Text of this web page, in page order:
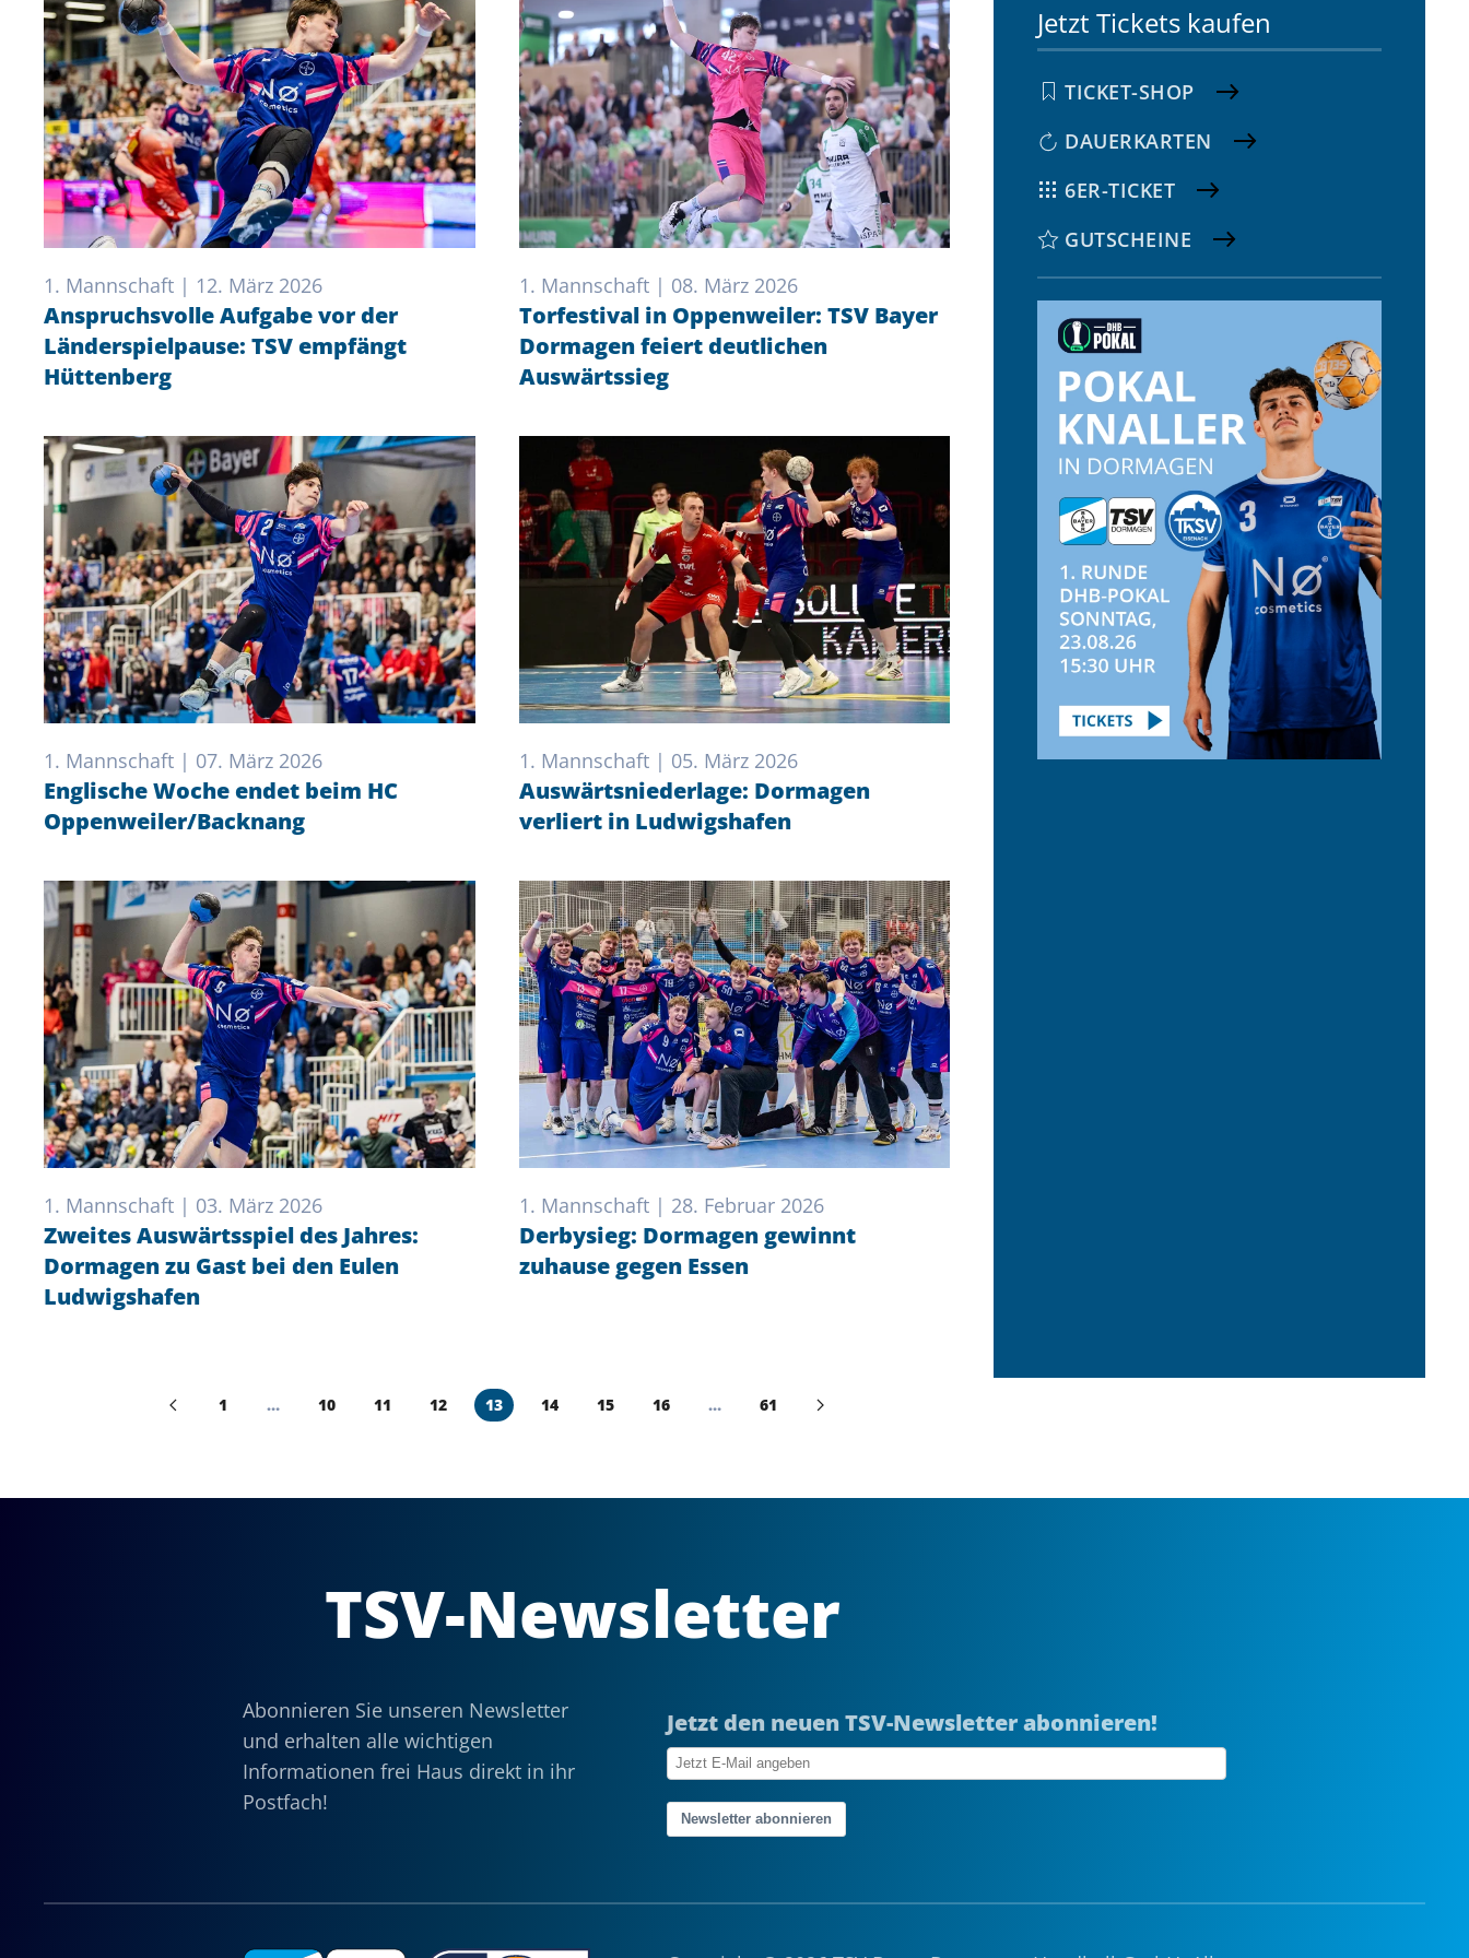
1. Mannschaft | 12. März 2026
Anspruchsvolle Aufgabe vor der
Länderspielpause: TSV empfängt
Hüttenberg
1. Mannschaft | 08. März 2026
Torfestival in Oppenweiler: TSV Bayer
Dormagen feiert deutlichen
Auswärtssieg
1. Mannschaft | 07. März 2026
Englische Woche endet beim HC
Oppenweiler/Backnang
1. Mannschaft | 05. März 2026
Auswärtsniederlage: Dormagen
verliert in Ludwigshafen
1. Mannschaft | 03. März 2026
Zweites Auswärtsspiel des Jahres:
Dormagen zu Gast bei den Eulen
Ludwigshafen
1. Mannschaft | 28. Februar 2026
Derbysieg: Dormagen gewinnt
zuhause gegen Essen
1 … 10 11 12 13 14 15 16 … 61
Jetzt Tickets kaufen
TICKET-SHOP
DAUERKARTEN
6ER-TICKET
GUTSCHEINE
TSV-Newsletter
Abonnieren Sie unseren Newsletter
und erhalten alle wichtigen
Informationen frei Haus direkt in ihr
Postfach!
Jetzt den neuen TSV-Newsletter abonnieren!
Newsletter abonnieren